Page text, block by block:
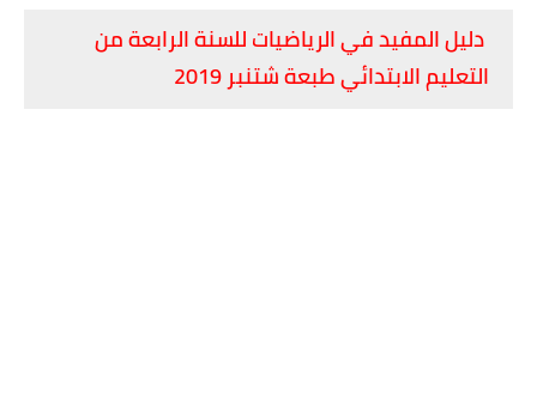
دليل المفيد في الرياضيات للسنة الرابعة من
التعليم الابتدائي طبعة شتنبر 2019